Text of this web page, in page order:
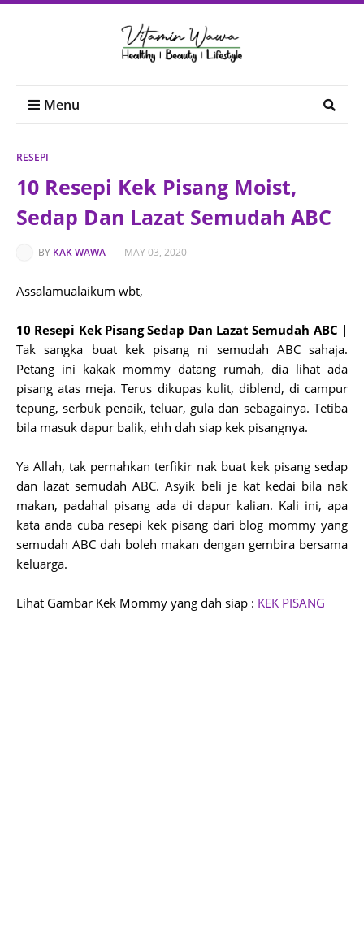
Menu
RESEPI
10 Resepi Kek Pisang Moist,
Sedap Dan Lazat Semudah ABC
BY KAK WAWA - MAY 03, 2020
Assalamualaikum wbt,
10 Resepi Kek Pisang Sedap Dan Lazat Semudah ABC |
Tak sangka buat kek pisang ni semudah ABC sahaja.
Petang ini kakak mommy datang rumah, dia lihat ada
pisang atas meja. Terus dikupas kulit, diblend, di campur
tepung, serbuk penaik, teluar, gula dan sebagainya. Tetiba
bila masuk dapur balik, ehh dah siap kek pisangnya.
Ya Allah, tak pernahkan terfikir nak buat kek pisang sedap
dan lazat semudah ABC. Asyik beli je kat kedai bila nak
makan, padahal pisang ada di dapur kalian. Kali ini, apa
kata anda cuba resepi kek pisang dari blog mommy yang
semudah ABC dah boleh makan dengan gembira bersama
keluarga.
Lihat Gambar Kek Mommy yang dah siap : KEK PISANG